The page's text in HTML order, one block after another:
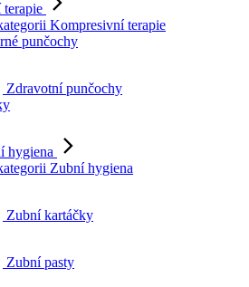
Kompresivní terapie
punčochy
Zubní hygiena